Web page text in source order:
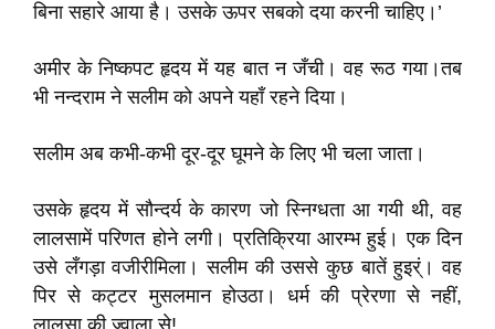
बिना सहारे आया है। उसके ऊपर सबको दया करनी चाहिए।’
अमीर के निष्कपट हृदय में यह बात न जँची। वह रूठ गया।तब
भी नन्दराम ने सलीम को अपने यहाँ रहने दिया।
सलीम अब कभी-कभी दूर-दूर घूमने के लिए भी चला जाता।
उसके हृदय में सौन्दर्य के कारण जो स्निग्धता आ गयी थी, वह
लालसामें परिणत होने लगी। प्रतिक्रिया आरम्भ हुई। एक दिन
उसे लँगड़ा वजीरीमिला। सलीम की उससे कुछ बातें हुइर्ं। वह
पिर से कट्टर मुसलमान होउठा। धर्म की प्रेरणा से नहीं,
लालसा की ज्वाला से!